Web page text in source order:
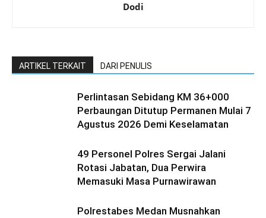
Dodi
ARTIKEL TERKAIT DARI PENULIS
Perlintasan Sebidang KM 36+000
Perbaungan Ditutup Permanen Mulai 7
Agustus 2026 Demi Keselamatan
49 Personel Polres Sergai Jalani
Rotasi Jabatan, Dua Perwira
Memasuki Masa Purnawirawan
Polrestabes Medan Musnahkan